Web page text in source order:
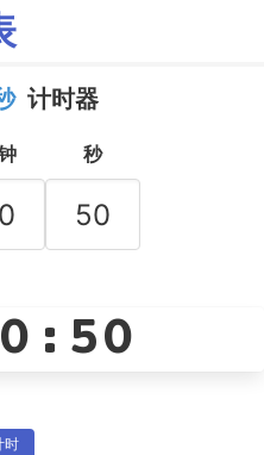
计时器
秒
时